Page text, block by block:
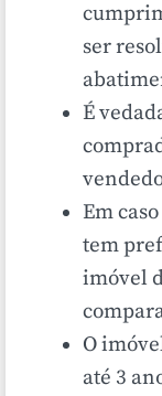
ser
É
Em
tem
imóvel
O
até 3